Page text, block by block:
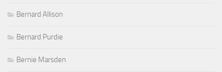
Bernard Allison
Bernard Purdie
Bernie Marsden